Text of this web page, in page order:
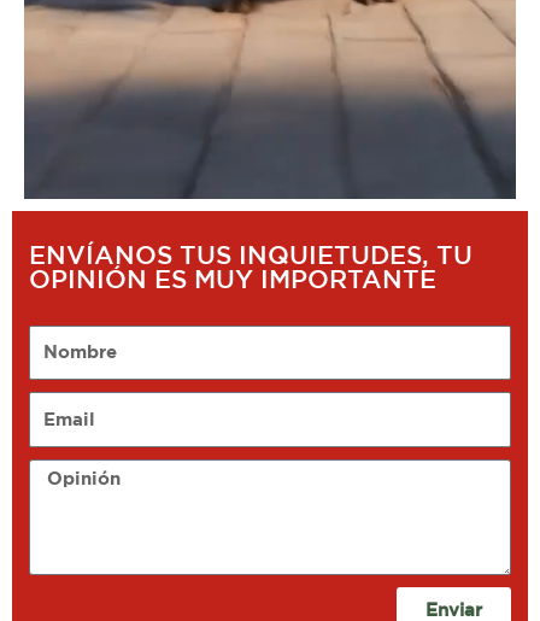
ENVÍANOS TUS INQUIETUDES, TU
OPINIÓN ES MUY IMPORTANTE
Opinión
Enviar